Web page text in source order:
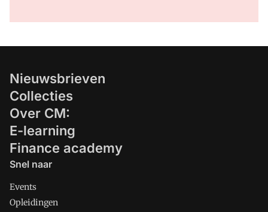
Nieuwsbrieven
Collecties
Over CM:
E-learning
Finance academy
Snel naar
Events
Opleidingen